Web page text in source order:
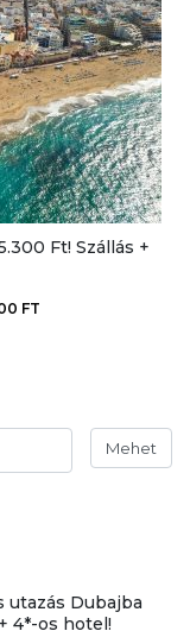
Ft! Szállás +
FT
Mehet
utazás Dubajba
4*-os hotel!